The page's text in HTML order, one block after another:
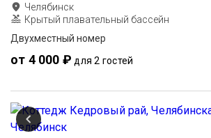
Челябинск
Крытый плавательный бассейн
Двухместный номер
от 4 000 ₽ для 2 гостей